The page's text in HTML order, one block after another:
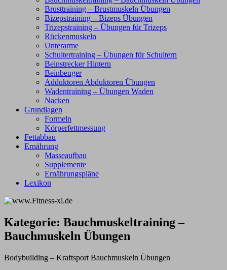
Brusttraining – Brustmuskeln Übungen
Bizepstraining – Bizeps Übungen
Trizepstraining – Übungen für Trizeps
Rückenmuskeln
Unterarme
Schultertraining – Übungen für Schultern
Beinstrecker Hintern
Beinbeuger
Adduktoren Abduktoren Übungen
Wadentraining – Übungen Waden
Nacken
Grundlagen
Formeln
Körperfettmessung
Fettabbau
Ernährung
Masseaufbau
Supplemente
Ernährungspläne
Lexikon
Kategorie: Bauchmuskeltraining –
Bauchmuskeln Übungen
Bodybuilding – Kraftsport Bauchmuskeln Übungen